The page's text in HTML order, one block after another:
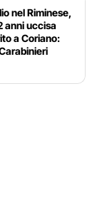
nel Riminese,
anni uccisa
a Coriano: